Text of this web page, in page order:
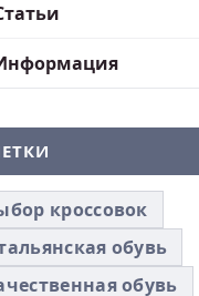
кроссовок
обувь
обувь